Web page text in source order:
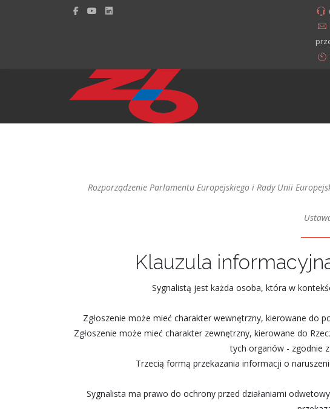
Rozporządzenie Parlamentu Europejskiego i Rady Unii
Klauzula
Sygnalistą jest każda osoba, która w
Zgłoszenie może mieć charakter wewnętrzny, kierowane do
Zgłoszenie może mieć charakter zewnętrzny, kierowane do
tych organów - zgodnie
Trzecią formą przekazania informacji o
Sygnalista ma prawo do ochrony przed działaniami